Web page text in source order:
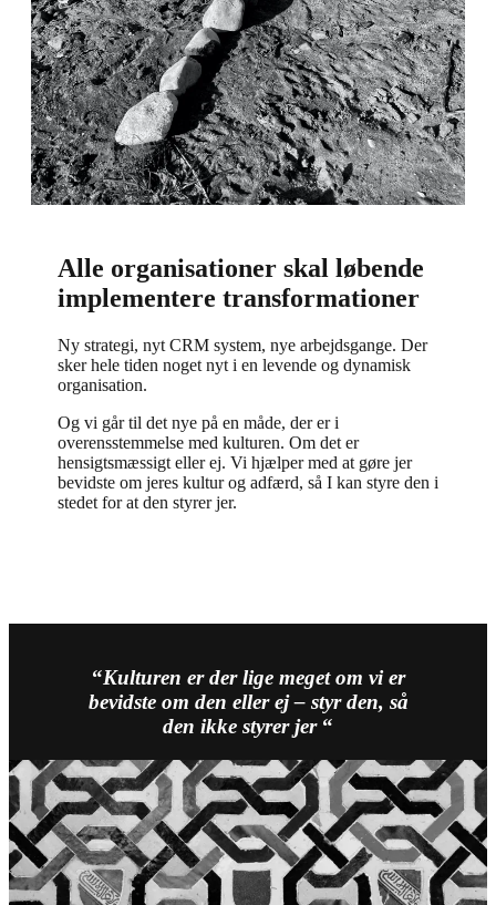
Alle organisationer skal løbende
implementere transformationer
Ny strategi, nyt CRM system, nye arbejdsgange. Der
sker hele tiden noget nyt i en levende og dynamisk
organisation.
Og vi går til det nye på en måde, der er i
overensstemmelse med kulturen. Om det er
hensigtsmæssigt eller ej. Vi hjælper med at gøre jer
bevidste om jeres kultur og adfærd, så I kan styre den i
stedet for at den styrer jer.
“Kulturen er der lige meget om vi er
bevidste om den eller ej – styr den, så
den ikke styrer jer“